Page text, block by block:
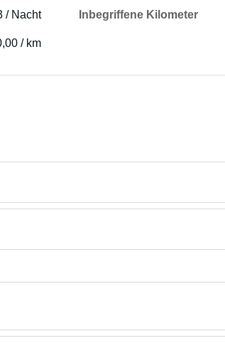
/ Nacht Inbegriffene Kilometer
/ km